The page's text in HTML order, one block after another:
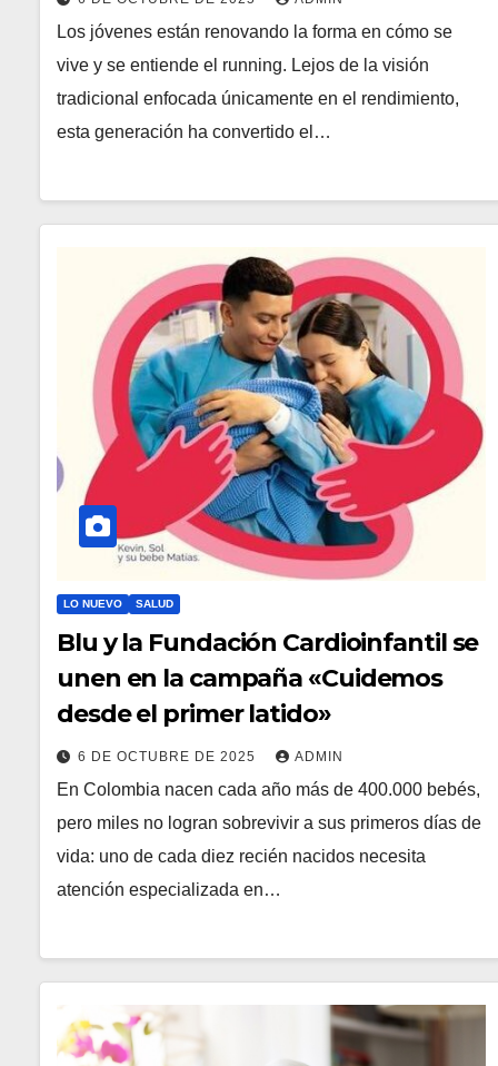
Los jóvenes están renovando la forma en cómo se
vive y se entiende el running. Lejos de la visión
tradicional enfocada únicamente en el rendimiento,
esta generación ha convertido el…
LO NUEVO SALUD
Blu y la Fundación Cardioinfantil se
unen en la campaña «Cuidemos
desde el primer latido»
6 DE OCTUBRE DE 2025 ADMIN
En Colombia nacen cada año más de 400.000 bebés,
pero miles no logran sobrevivir a sus primeros días de
vida: uno de cada diez recién nacidos necesita
atención especializada en…